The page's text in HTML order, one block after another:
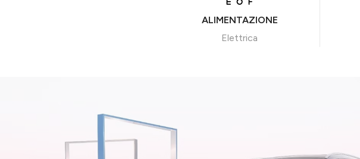
ALIMENTAZIONE
Elettrica